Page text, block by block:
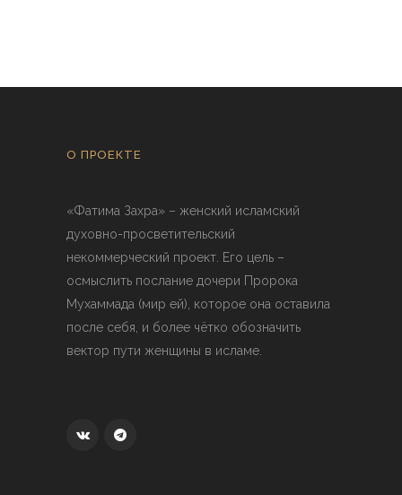
О ПРОЕКТЕ
«Фатима Захра» – женский исламский
духовно-просветительский
некоммерческий проект. Его цель –
осмыслить послание дочери Пророка
Мухаммада (мир ей), которое она оставила
после себя, и более чётко обозначить
вектор пути женщины в исламе.